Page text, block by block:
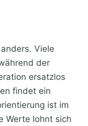
Viele
der
ersatzlos
findet ein
ist im
Werte lohnt sich